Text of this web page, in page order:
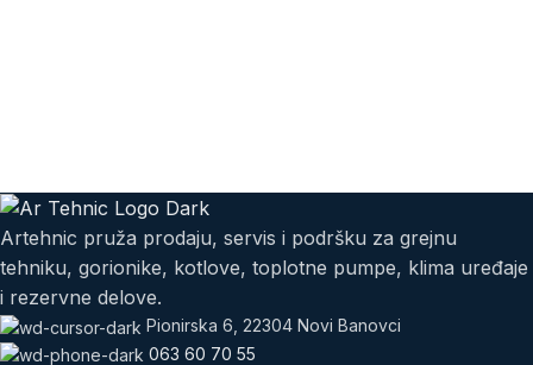
Artehnic pruža prodaju, servis i podršku za grejnu
tehniku, gorionike, kotlove, toplotne pumpe, klima uređaje
i rezervne delove.
Pionirska 6, 22304 Novi Banovci
063 60 70 55